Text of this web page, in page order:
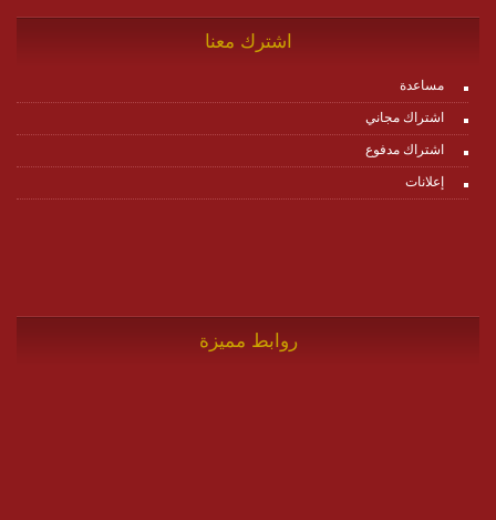
اشترك معنا
مساعدة
اشتراك مجاني
اشتراك مدفوع
إعلانات
روابط مميزة